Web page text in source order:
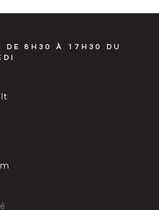
DE 8H30 À 17H30 DU